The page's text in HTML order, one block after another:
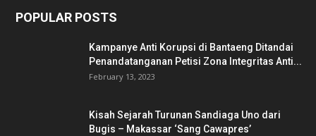
POPULAR POSTS
Kampanye Anti Korupsi di Bantaeng Ditandai
Penandatanganan Petisi Zona Integritas Anti...
February 13, 2023
Kisah Sejarah Turunan Sandiaga Uno dari
Bugis – Makassar ‘Sang Cawapres’